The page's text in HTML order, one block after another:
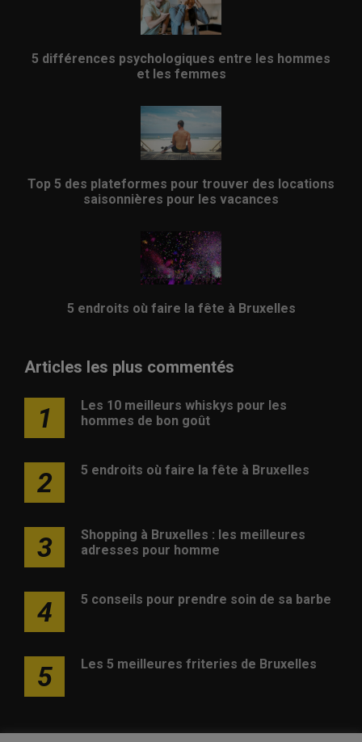
5 différences psychologiques entre les hommes
et les femmes
Top 5 des plateformes pour trouver des locations
saisonnières pour les vacances
5 endroits où faire la fête à Bruxelles
Articles les plus commentés
1
Les 10 meilleurs whiskys pour les
hommes de bon goût
2 5 endroits où faire la fête à Bruxelles
3
Shopping à Bruxelles : les meilleures
adresses pour homme
4 5 conseils pour prendre soin de sa barbe
5 Les 5 meilleures friteries de Bruxelles